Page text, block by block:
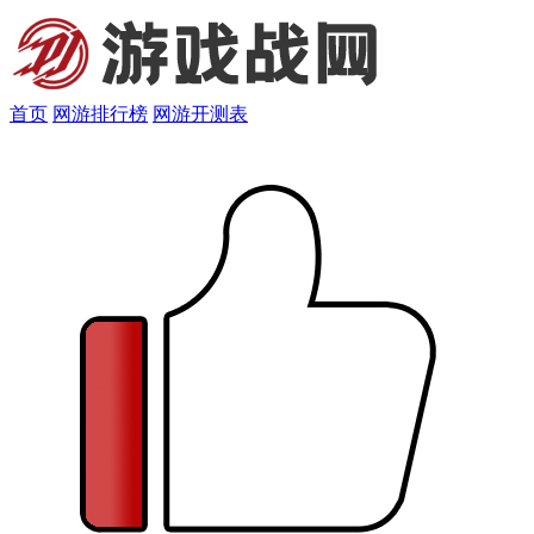
首页 网游排行榜 网游开测表